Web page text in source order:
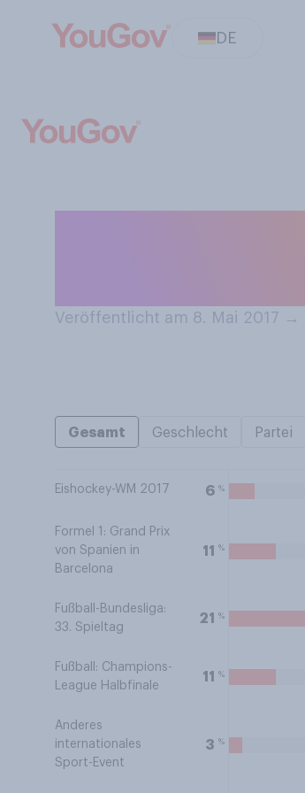
DE
Veröffentlicht am 8. Mai 2017 →
Gesamt Geschlecht Partei
Eishockey-WM 2017 6 %
Formel 1: Grand Prix
von Spanien in
Barcelona
11 %
Fußball-Bundesliga:
33. Spieltag
21 %
Fußball: Champions-
League Halbfinale
11 %
Anderes
internationales
Sport-Event
3 %